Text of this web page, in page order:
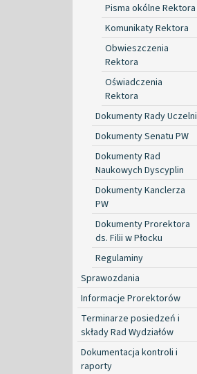
Pisma okólne Rektora
Komunikaty Rektora
Obwieszczenia
Rektora
Oświadczenia
Rektora
Dokumenty Rady Uczelni
Dokumenty Senatu PW
Dokumenty Rad
Naukowych Dyscyplin
Dokumenty Kanclerza
PW
Dokumenty Prorektora
ds. Filii w Płocku
Regulaminy
Sprawozdania
Informacje Prorektorów
Terminarze posiedzeń i
składy Rad Wydziałów
Dokumentacja kontroli i
raporty